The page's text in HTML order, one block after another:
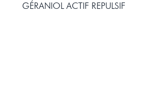
GÉRANIOL ACTIF REPULSIF